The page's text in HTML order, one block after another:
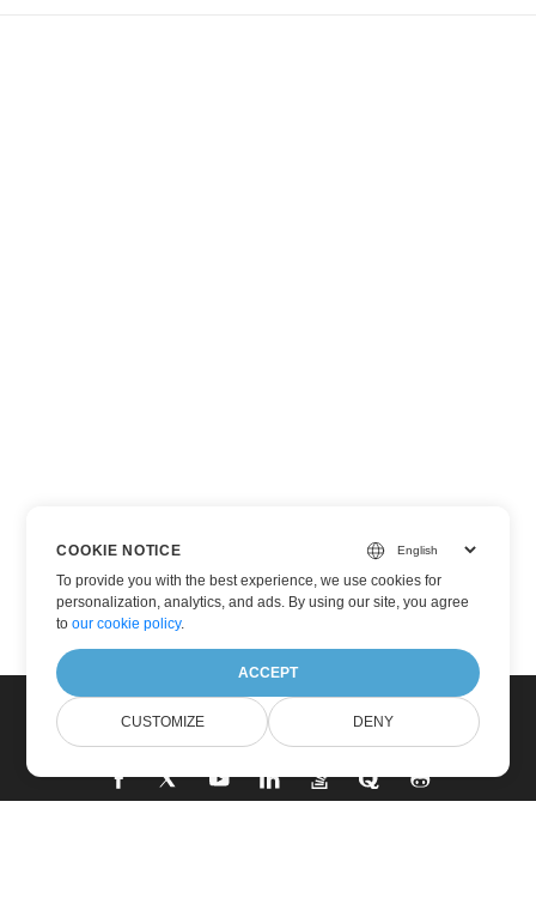
COOKIE NOTICE
To provide you with the best experience, we use cookies for
personalization, analytics, and ads. By using our site, you agree
toour cookie policy.
ACCEPT
CUSTOMIZE DENY